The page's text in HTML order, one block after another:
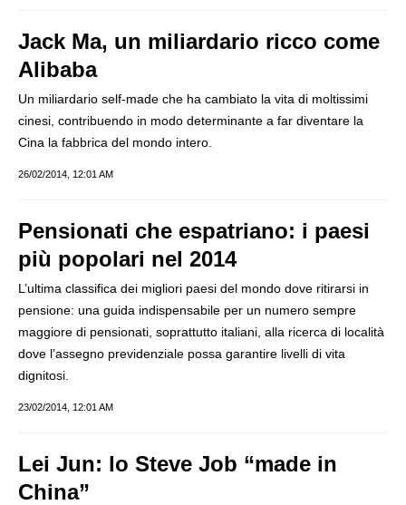
Jack Ma, un miliardario ricco come
Alibaba
Un miliardario self-made che ha cambiato la vita di moltissimi
cinesi, contribuendo in modo determinante a far diventare la
Cina la fabbrica del mondo intero.
26/02/2014, 12:01 AM
Pensionati che espatriano: i paesi
più popolari nel 2014
L’ultima classifica dei migliori paesi del mondo dove ritirarsi in
pensione: una guida indispensabile per un numero sempre
maggiore di pensionati, soprattutto italiani, alla ricerca di località
dove l’assegno previdenziale possa garantire livelli di vita
dignitosi.
23/02/2014, 12:01 AM
Lei Jun: lo Steve Job “made in
China”